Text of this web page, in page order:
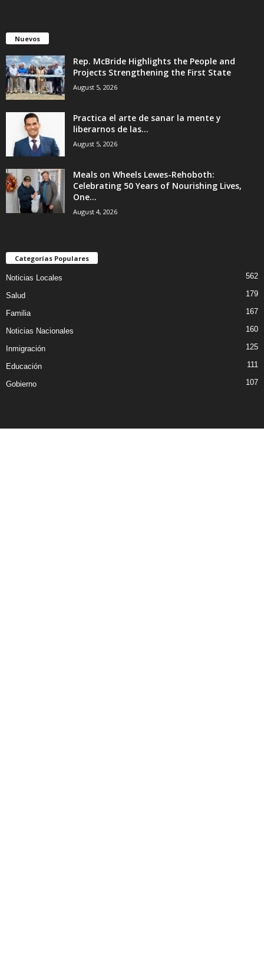
Nuevos
Rep. McBride Highlights the People and
Projects Strengthening the First State
August 5, 2026
Practica el arte de sanar la mente y
liberarnos de las...
August 5, 2026
Meals on Wheels Lewes-Rehoboth:
Celebrating 50 Years of Nourishing Lives,
One...
August 4, 2026
Categorías Populares
Noticias Locales 562
Salud 179
Familia 167
Noticias Nacionales 160
Inmigración 125
Educación 111
Gobierno 107